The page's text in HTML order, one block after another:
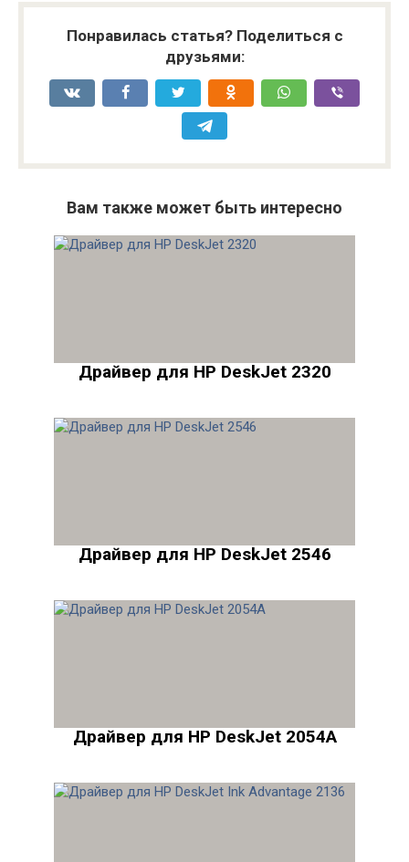
Понравилась статья? Поделиться с
друзьями:
Вам также может быть интересно
Драйвер для HP DeskJet 2320
Драйвер для HP DeskJet 2546
Драйвер для HP DeskJet 2054A